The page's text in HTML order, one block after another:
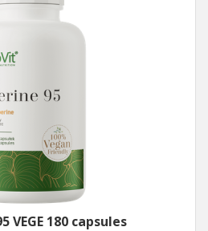
VEGE 180 capsules